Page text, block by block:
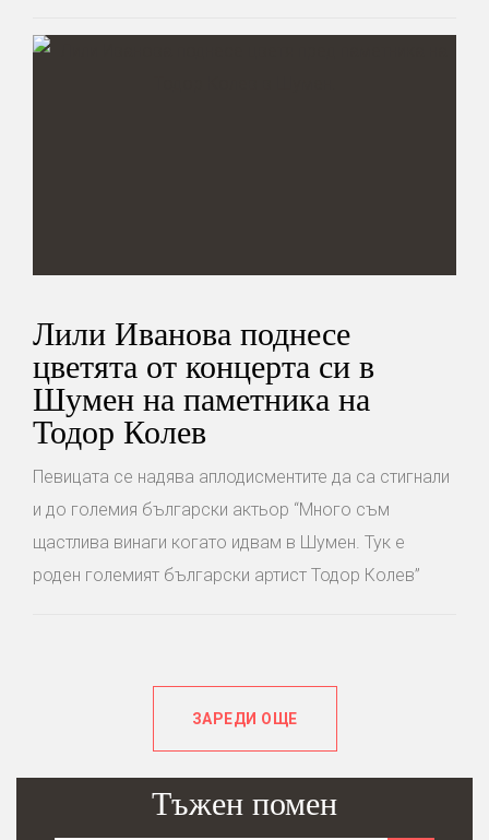
Лили Иванова поднесе
цветята от концерта си в
Шумен на паметника на
Тодор Колев
Певицата се надява аплодисментите да са стигнали
и до големия български актьор “Много съм
щастлива винаги когато идвам в Шумен. Тук е
роден големият български артист Тодор Колев”
ЗАРЕДИ ОЩЕ
Тъжен помен